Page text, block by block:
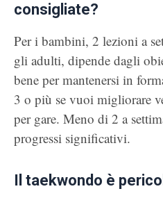
consigliate?
Per i bambini, 2 lezioni a
gli adulti, dipende dagli
bene per mantenersi in
3 o più se vuoi migliorare
per gare. Meno di 2 a
progressi significativi.
Il taekwondo è